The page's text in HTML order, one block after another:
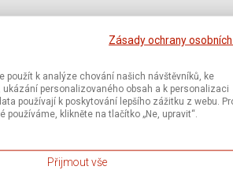
Zásady ochrany
použít k analýze chování našich návštěvníků, ke
ukázání personalizovaného obsah a k personalizaci
používají k poskytování lepšího zážitku z webu.
klikněte na tlačítko „Ne, upravit“.
Přijmout vše